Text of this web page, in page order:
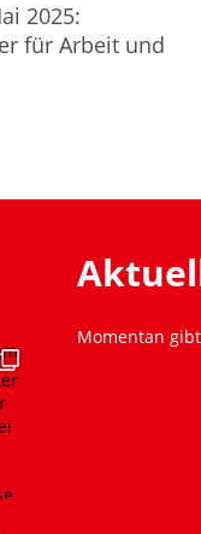
2025:
für Arbeit und
Momentan